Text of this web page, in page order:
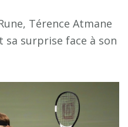
Térence Atmane
surprise face à son